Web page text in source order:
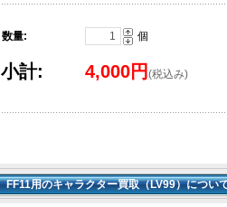
数量: 個
小計: 4,000円 (税込み)
FF11用のキャラクター買取（LV99）につい